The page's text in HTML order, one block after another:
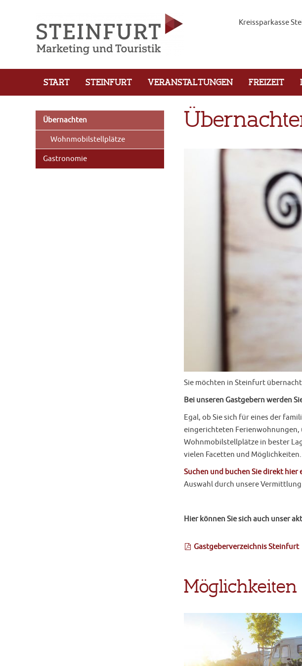
Kreissparkasse
START STEINFURT VERANSTALTUNGEN FREIZEIT
Übernachten
Wohnmobilstellplätze
Gastronomie
Sie möchten in Steinfurt
Bei unseren Gastgebern werden
Egal, ob Sie sich für eines der
eingerichteten Ferienwohnungen,
Wohnmobilstellplätze in bester
vielen Facetten und Möglichkeiten.
Suchen und buchen Sie direkt
Auswahl durch unsere
Hier können Sie sich auch unser
Gastgeberverzeichnis Steinfurt